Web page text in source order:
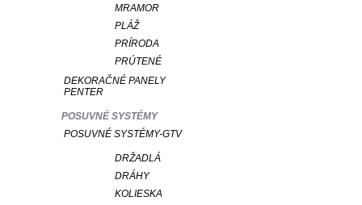
MRAMOR
PLÁŽ
PRÍRODA
PRÚTENÉ
DEKORAČNÉ PANELY
PENTER
POSUVNÉ SYSTÉMY
POSUVNÉ SYSTÉMY-GTV
DRŽADLÁ
DRÁHY
KOLIESKA